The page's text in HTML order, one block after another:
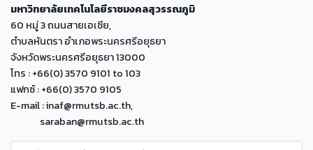
มหาวิทยาลัยเทคโนโลยีราชมงคลสุวรรณภูมิ
60 หมู่ 3 ถนนสายเอเซีย,
ตำบลหันตรา อำเภอพระนครศรีอยุธยา
จังหวัดพระนครศรีอยุธยา 13000
โทร : +66(0) 3570 9101 to 103
แฟกซ์ : +66(0) 3570 9105
E-mail : inaf@rmutsb.ac.th,
saraban@rmutsb.ac.th